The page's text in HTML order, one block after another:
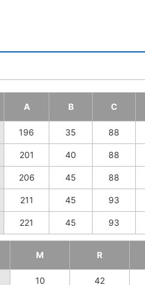
A B C
196 35 88
201 40 88
206 45 88
211 45 93
221 45 93
M R
10 42